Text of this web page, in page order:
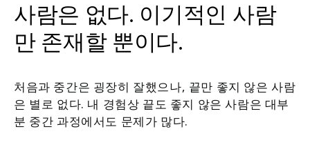
사람은 없다. 이기적인 사람
만 존재할 뿐이다.
처음과 중간은 굉장히 잘했으나, 끝만 좋지 않은 사람
은 별로 없다. 내 경험상 끝도 좋지 않은 사람은 대부
분 중간 과정에서도 문제가 많다.